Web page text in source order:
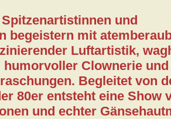
und
begeistern mit
Luftartistik,
humorvoller Clownerie
Begleitet von
80er entsteht eine Show
und echter